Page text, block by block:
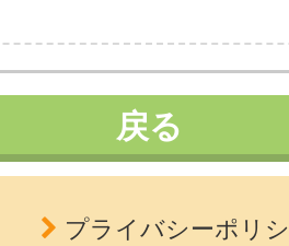
戻る
プライバシーポリ